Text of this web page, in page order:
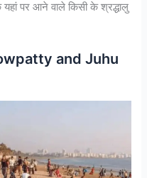
यहां पर आने वाले किसी के श्रद्धालु
and Juhu